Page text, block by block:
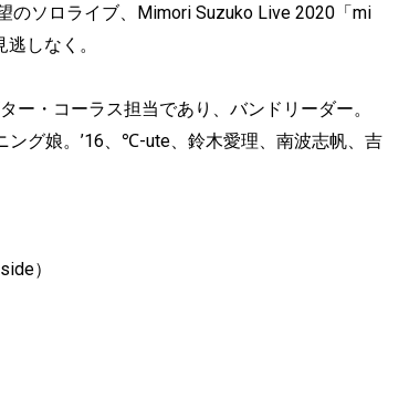
のソロライブ、Mimori Suzuko Live 2020「mi
しなく。
ー・コーラス担当であり、バンドリーダー。
グ娘。’16、℃-ute、鈴木愛理、南波志帆、吉
）